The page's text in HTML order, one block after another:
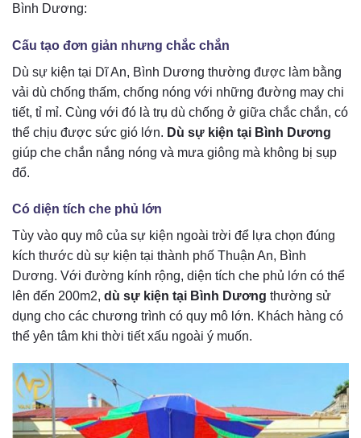
Bình Dương:
Cấu tạo đơn giản nhưng chắc chắn
Dù sự kiện tại Dĩ An, Bình Dương thường được làm bằng
vải dù chống thấm, chống nóng với những đường may chi
tiết, tỉ mỉ. Cùng với đó là trụ dù chống ở giữa chắc chắn, có
thể chịu được sức gió lớn. Dù sự kiện tại Bình Dương
giúp che chắn nắng nóng và mưa giông mà không bị sụp
đổ.
Có diện tích che phủ lớn
Tùy vào quy mô của sự kiện ngoài trời để lựa chọn đúng
kích thước dù sự kiện tại thành phố Thuận An, Bình
Dương. Với đường kính rộng, diện tích che phủ lớn có thể
lên đến 200m2, dù sự kiện tại Bình Dương thường sử
dụng cho các chương trình có quy mô lớn. Khách hàng có
thể yên tâm khi thời tiết xấu ngoài ý muốn.